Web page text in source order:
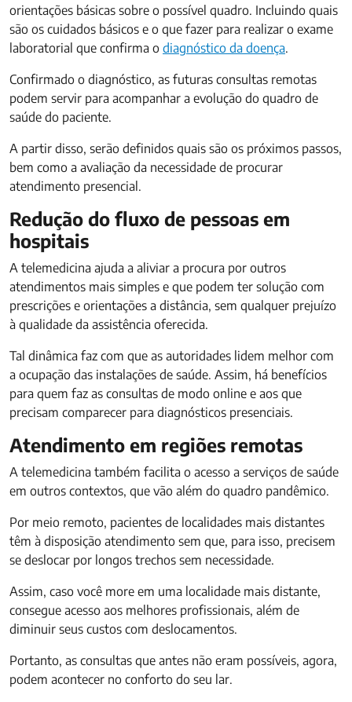
orientações básicas sobre o possível quadro. Incluindo quais
são os cuidados básicos e o que fazer para realizar o exame
laboratorial que confirma o diagnóstico da doença.
Confirmado o diagnóstico, as futuras consultas remotas
podem servir para acompanhar a evolução do quadro de
saúde do paciente.
A partir disso, serão definidos quais são os próximos passos,
bem como a avaliação da necessidade de procurar
atendimento presencial.
Redução do fluxo de pessoas em
hospitais
A telemedicina ajuda a aliviar a procura por outros
atendimentos mais simples e que podem ter solução com
prescrições e orientações a distância, sem qualquer prejuízo
à qualidade da assistência oferecida.
Tal dinâmica faz com que as autoridades lidem melhor com
a ocupação das instalações de saúde. Assim, há benefícios
para quem faz as consultas de modo online e aos que
precisam comparecer para diagnósticos presenciais.
Atendimento em regiões remotas
A telemedicina também facilita o acesso a serviços de saúde
em outros contextos, que vão além do quadro pandêmico.
Por meio remoto, pacientes de localidades mais distantes
têm à disposição atendimento sem que, para isso, precisem
se deslocar por longos trechos sem necessidade.
Assim, caso você more em uma localidade mais distante,
consegue acesso aos melhores profissionais, além de
diminuir seus custos com deslocamentos.
Portanto, as consultas que antes não eram possíveis, agora,
podem acontecer no conforto do seu lar.